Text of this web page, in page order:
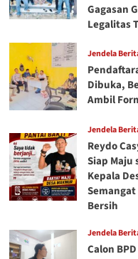
Gagasan
Legalitas
Jendela
Dibuka,
Ambil
Jendela
Reydo
Siap Maju
Kepala
Bersih
Jendela
Calon